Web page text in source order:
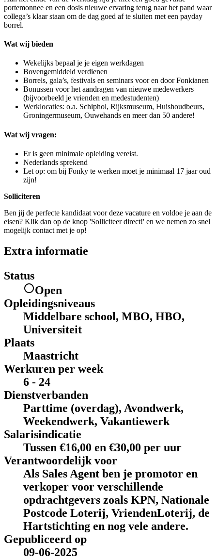
portemonnee en een dosis nieuwe ervaring terug naar het pand waar
collega’s klaar staan om de dag goed af te sluiten met een payday
borrel.
Wat wij bieden
Wekelijks bepaal je je eigen werkdagen
Bovengemiddeld verdienen
Borrels, gala’s, festivals en seminars voor en door Fonkianen
Bonussen voor het aandragen van nieuwe medewerkers
(bijvoorbeeld je vrienden en medestudenten)
Werklocaties: o.a. Schiphol, Rijksmuseum, Huishoudbeurs,
Groningermuseum, Ouwehands en meer dan 50 andere!
Wat wij vragen:
Er is geen minimale opleiding vereist.
Nederlands sprekend
Let op: om bij Fonky te werken moet je minimaal 17 jaar oud
zijn!
Solliciteren
Ben jij de perfecte kandidaat voor deze vacature en voldoe je aan de
eisen? Klik dan op de knop 'Solliciteer direct!' en we nemen zo snel
mogelijk contact met je op!
Extra informatie
Status
Open
Opleidingsniveaus
Middelbare school, MBO, HBO,
Universiteit
Plaats
Maastricht
Werkuren per week
6 - 24
Dienstverbanden
Parttime (overdag), Avondwerk,
Weekendwerk, Vakantiewerk
Salarisindicatie
Tussen €16,00 en €30,00 per uur
Verantwoordelijk voor
Als Sales Agent ben je promotor en
verkoper voor verschillende
opdrachtgevers zoals KPN, Nationale
Postcode Loterij, VriendenLoterij, de
Hartstichting en nog vele andere.
Gepubliceerd op
09-06-2025